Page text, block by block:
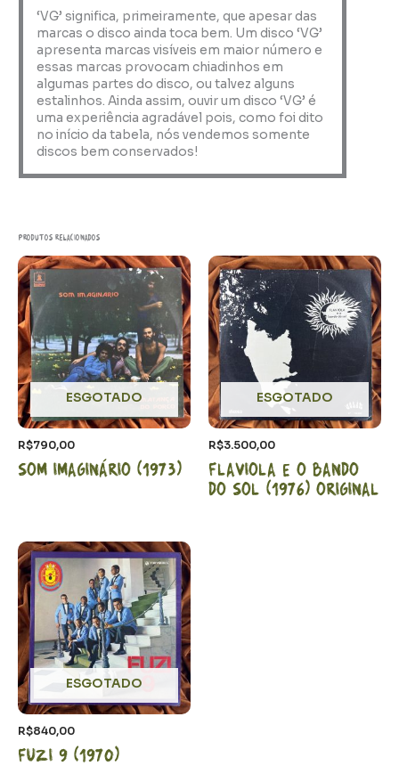
‘VG’ significa, primeiramente, que apesar das
marcas o disco ainda toca bem. Um disco ‘VG’
apresenta marcas visíveis em maior número e
essas marcas provocam chiadinhos em
algumas partes do disco, ou talvez alguns
estalinhos. Ainda assim, ouvir um disco ‘VG’ é
uma experiência agradável pois, como foi dito
no início da tabela, nós vendemos somente
discos bem conservados!
Produtos relacionados
ESGOTADO
R$790,00
Som Imaginário (1973)
ESGOTADO
R$3.500,00
Flaviola e o bando
do sol (1976) Original
ESGOTADO
R$840,00
Fuzi 9 (1970)